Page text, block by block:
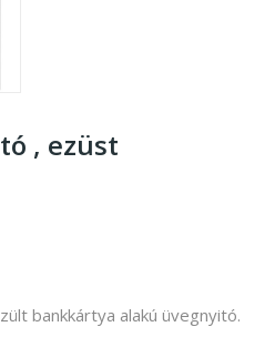
, ezüst
bankkártya alakú üvegnyitó.